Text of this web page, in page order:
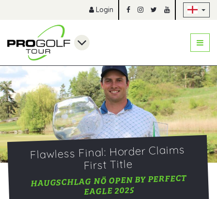
Login
Flawless Final: Horder Claims
First Title
HAUGSCHLAG NÖ OPEN BY PERFECT
EAGLE 2025